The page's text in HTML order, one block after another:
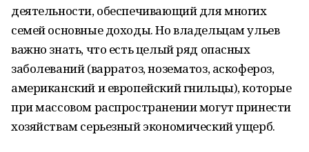
деятельности, обеспечивающий для многих
семей основные доходы. Но владельцам ульев
важно знать, что есть целый ряд опасных
заболеваний (варратоз, нозематоз, аскофероз,
американский и европейский гнильцы), которые
при массовом распространении могут принести
хозяйствам серьезный экономический ущерб.